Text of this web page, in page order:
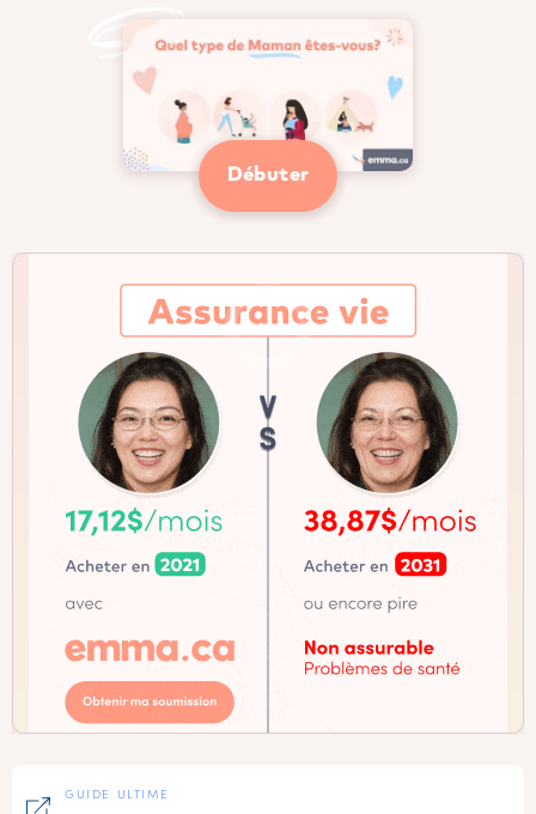
Débuter
GUIDE ULTIME